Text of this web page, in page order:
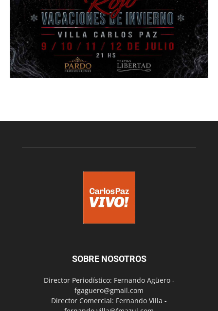
SOBRE NOSOTROS
Director Periodístico: Fernando Agüero -
fgaguero@gmail.com
Director Comercial: Fernando Villa -